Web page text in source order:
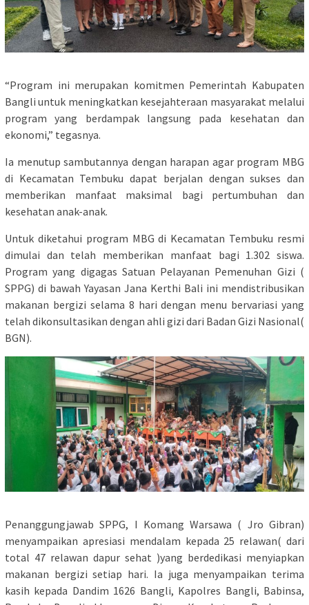
“Program ini merupakan komitmen Pemerintah Kabupaten
Bangli untuk meningkatkan kesejahteraan masyarakat melalui
program yang berdampak langsung pada kesehatan dan
ekonomi,” tegasnya.
Ia menutup sambutannya dengan harapan agar program MBG
di Kecamatan Tembuku dapat berjalan dengan sukses dan
memberikan manfaat maksimal bagi pertumbuhan dan
kesehatan anak-anak.
Untuk diketahui program MBG di Kecamatan Tembuku resmi
dimulai dan telah memberikan manfaat bagi 1.302 siswa.
Program yang digagas Satuan Pelayanan Pemenuhan Gizi (
SPPG) di bawah Yayasan Jana Kerthi Bali ini mendistribusikan
makanan bergizi selama 8 hari dengan menu bervariasi yang
telah dikonsultasikan dengan ahli gizi dari Badan Gizi Nasional(
BGN).
Penanggungjawab SPPG, I Komang Warsawa ( Jro Gibran)
menyampaikan apresiasi mendalam kepada 25 relawan( dari
total 47 relawan dapur sehat )yang berdedikasi menyiapkan
makanan bergizi setiap hari. Ia juga menyampaikan terima
kasih kepada Dandim 1626 Bangli, Kapolres Bangli, Babinsa,